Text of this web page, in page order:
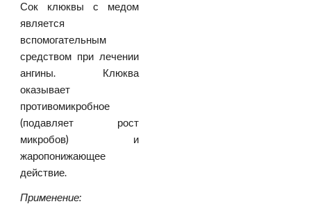
Сок клюквы с медом
является
вспомогательным
средством при лечении
ангины. Клюква
оказывает
противомикробное
(подавляет рост
микробов) и
жаропонижающее
действие.
Применение: